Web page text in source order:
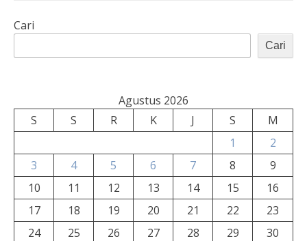
Cari
Cari
Agustus 2026
S
S R K J S
M
1
2
3
4 5 6 7 8
9
10
11 12 13 14 15
16
17
18 19 20 21 22
23
24
25 26 27 28 29
30